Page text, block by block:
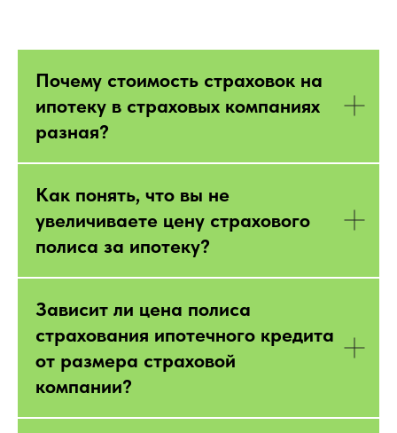
Почему стоимость страховок на
ипотеку в страховых компаниях
разная?
Как понять, что вы не
увеличиваете цену страхового
полиса за ипотеку?
Зависит ли цена полиса
страхования ипотечного кредита
от размера страховой
компании?